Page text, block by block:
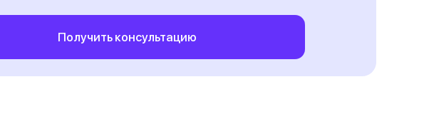
Получить консультацию